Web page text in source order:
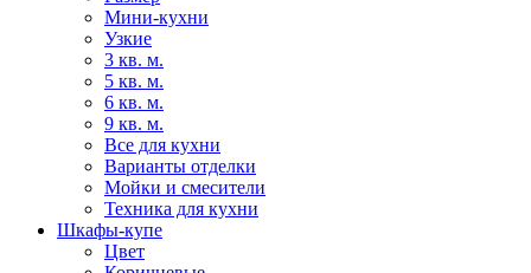
Мини-кухни
Узкие
3 кв. м.
5 кв. м.
6 кв. м.
9 кв. м.
Все для кухни
Варианты отделки
Мойки и смесители
Техника для кухни
Шкафы-купе
Цвет